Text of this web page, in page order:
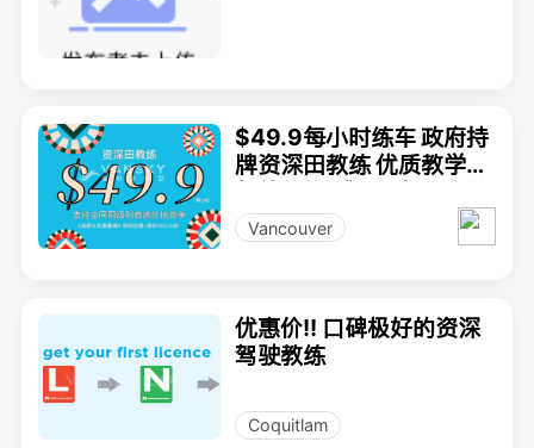
$49.9每小时练车 政府持
牌资深田教练 优质教学，
得》特别优惠活动。只为
你的安全上路
Vancouver
优惠价!! 口碑极好的资深
驾驶教练
Coquitlam